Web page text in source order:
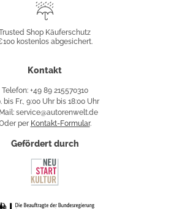
Käuferschutz
Shop Käuferschutz
kostenlos abgesichert.
Kontakt
Telefon: +49 89 215570310
bis Fr., 9:00 Uhr bis 18:00 Uhr
service@autorenwelt.de
per Kontakt-Formular.
Gefördert durch